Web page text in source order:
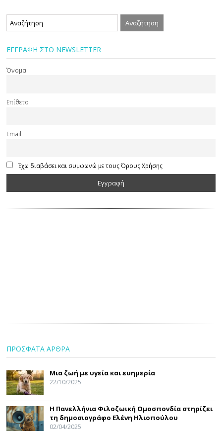
ΕΓΓΡΑΦΗ ΣΤΟ NEWSLETTER
Όνομα
Επίθετο
Email
Έχω διαβάσει και συμφωνώ με τους Όρους Χρήσης
ΠΡΟΣΦΑΤΑ ΑΡΘΡΑ
Μια ζωή με υγεία και ευημερία
22/10/2025
Η Πανελλήνια Φιλοζωική Ομοσπονδία στηρίζει
τη δημοσιογράφο Ελένη Ηλιοπούλου
02/04/2025